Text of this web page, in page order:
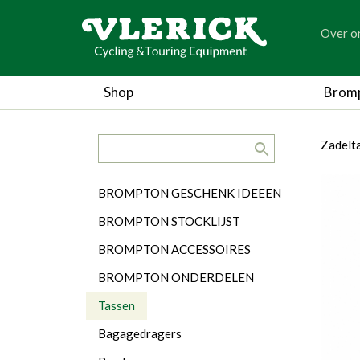
Over
Shop
Categorieën
BROMPTON GESCHENK IDEEEN
BROMPTON STOCKLIJST
BROMPTON ACCESSOIRES
BROMPTON ONDERDELEN
Tassen
Bagagedragers